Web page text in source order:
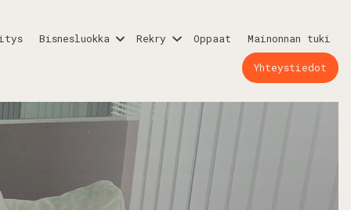
Bisnesluokka Rekry Oppaat Mainonnan tuki
Yhteystiedot